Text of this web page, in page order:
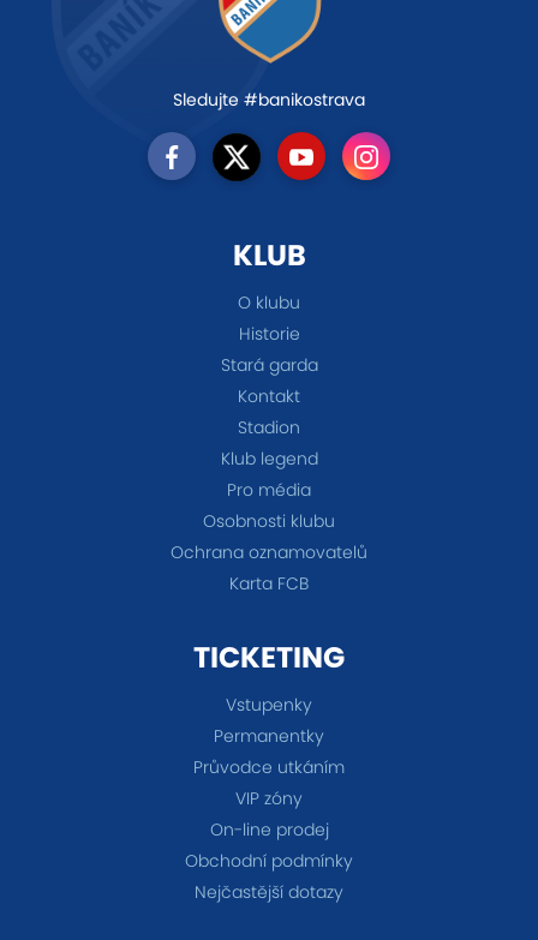
Sledujte #banikostrava
KLUB
O klubu
Historie
Stará garda
Kontakt
Stadion
Klub legend
Pro média
Osobnosti klubu
Ochrana oznamovatelů
Karta FCB
TICKETING
Vstupenky
Permanentky
Průvodce utkáním
VIP zóny
On-line prodej
Obchodní podmínky
Nejčastější dotazy